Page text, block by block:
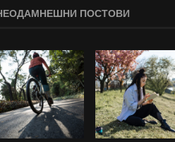
ПОСТОВИ